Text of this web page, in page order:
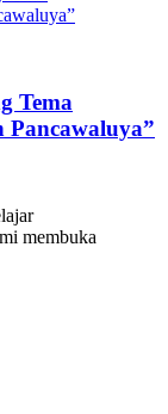
Tema
Pancawaluya”
membuka